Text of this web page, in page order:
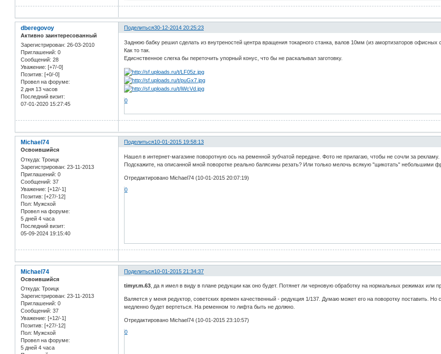
Поделиться30-12-2014 20:25:23
dberegovoy
Активно заинтересованный
Зарегистрирован: 26-03-2010
Приглашений: 0
Сообщений: 28
Уважение: [+7/-0]
Позитив: [+0/-0]
Провел на форуме:
2 дня 13 часов
Последний визит:
07-01-2020 15:27:45
Заднюю бабку решил сделать из внутреностей центра вращения токарного станка, валов 10мм (из амортизаторов офисных
Как то так.
Едиснственное слегка бы переточить упорный конус, что бы не раскалывал заготовку.
0
Поделиться10-01-2015 19:58:13
Michael74
Освоившийся
Откуда: Троицк
Зарегистрирован: 23-11-2013
Приглашений: 0
Сообщений: 37
Уважение: [+12/-1]
Позитив: [+27/-12]
Пол: Мужской
Провел на форуме:
5 дней 4 часа
Последний визит:
05-09-2024 19:15:40
Нашел в интернет-магазине поворотную ось на ременной зубчатой передаче. Фото не прилагаю, чтобы не сочли за
Подскажите, на описанной мной поворотке реально балясины резать? Или только мелочь всякую "щикотать" небольшими
Отредактировано Michael74 (10-01-2015 20:07:19)
0
Поделиться10-01-2015 21:34:37
Michael74
Освоившийся
Откуда: Троицк
Зарегистрирован: 23-11-2013
Приглашений: 0
Сообщений: 37
Уважение: [+12/-1]
Позитив: [+27/-12]
Пол: Мужской
Провел на форуме:
5 дней 4 часа
timyr.m.63 , да я имел в виду в плане редукции как оно будет. Потянет ли черновую обработку на нормальных режимах
Валяется у меня редуктор, советских времен качественный - редукция 1/137. Думаю может его на поворотку поставить.
медленно будет вертеться. На ременном то лифта быть не должно.
Отредактировано Michael74 (10-01-2015 23:10:57)
0